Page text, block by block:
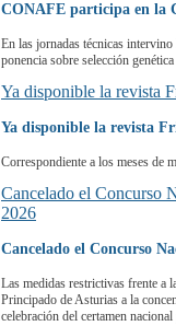
CONAFE participa en la
En las jornadas técnicas
ponencia sobre selección
Ya disponible la revista
Ya disponible la revista
Correspondiente a los meses de
Cancelado el Concurso
2026
Cancelado el Concurso
Las medidas restrictivas frente a
Principado de Asturias a la
celebración del certamen